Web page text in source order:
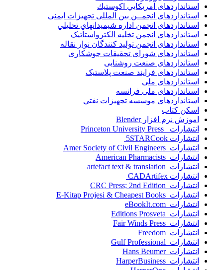
استانداردهای آمريكايي اكوستيك
استانداردهای انجمــن بين المللى تجهيزات ايمنى
استانداردهای انجمن اداره شيميدانهاي تحليلي
استانداردهای انجمن تخليه الکترواستاتيک
استانداردهای انجمن توليد کنندگان نوار نقاله
استانداردهای شورای تحقیقات جوشکاری
استانداردهای صنعت روشنایی
استانداردهای فرايند صنعت پلاستيک
استانداردهای ملی
استانداردهای ملی فرانسه
استانداردهای موسسه تجهيزات نفتي
اسکن کتاب
اموزش نرم افزار Blender
انتشارات Princeton University Press
انتشارات ‎ 5STARCook
انتشارات Amer Society of Civil Engineers
انتشارات American Pharmacists
انتشارات artefact text & translation
انتشارات ‎ CADArtifex
انتشارات CRC Press; 2nd Edition
انتشارات E-Kitap Projesi & Cheapest Books
انتشارات eBookIt.com
انتشارات Editions Prosveta
انتشارات Fair Winds Press
انتشارات Freedom
انتشارات Gulf Professional
انتشارات Hans Beumer
انتشارات HarperBusiness